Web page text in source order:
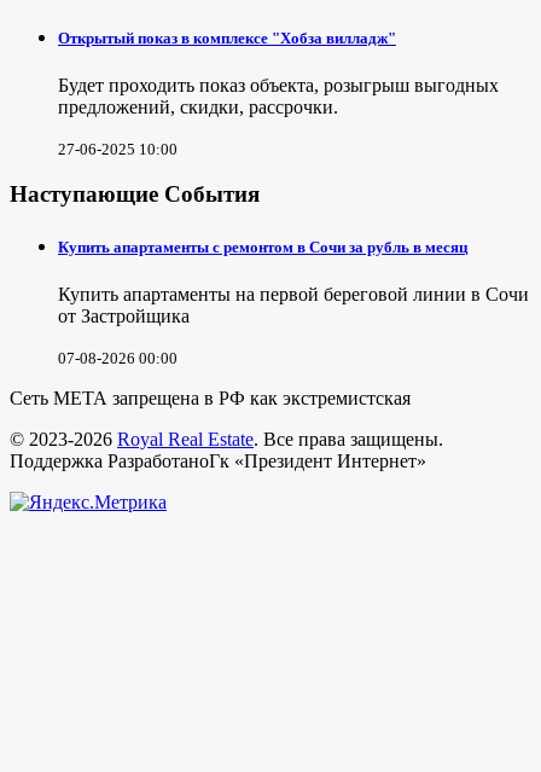
Открытый показ в комплексе "Хобза вилладж"
Будет проходить показ объекта, розыгрыш выгодных
предложений, скидки, рассрочки.
27-06-2025 10:00
Наступающие События
Купить апартаменты с ремонтом в Сочи за рубль в месяц
Купить апартаменты на первой береговой линии в Сочи
от Застройщика
07-08-2026 00:00
Сеть МЕТА запрещена в РФ как экстремистская
© 2023-2026 Royal Real Estate. Все права защищены.
Поддержка РазработаноГк «Президент Интернет»